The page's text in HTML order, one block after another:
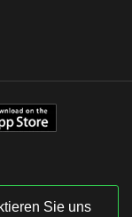
Sie uns